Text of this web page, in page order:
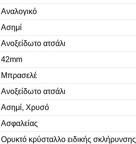
Αναλογικό
Ασημί
Ανοξείδωτο ατσάλι
42mm
Μπρασελέ
Ανοξείδωτο ατσάλι
Ασημί, Χρυσό
Ασφαλείας
Ορυκτό κρύσταλλο ειδικής σκλήρυνσης